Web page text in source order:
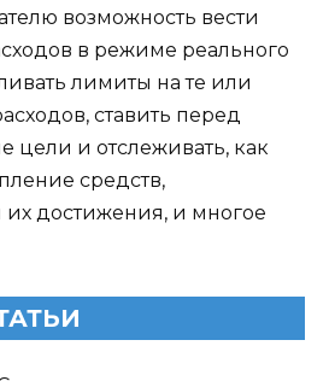
возможность вести
в режиме реального
лимиты на те или
ставить перед
цели и отслеживать, как
средств,
достижения, и многое